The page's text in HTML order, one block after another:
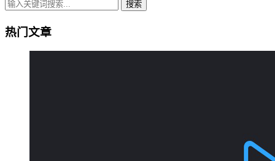
搜索
热门文章